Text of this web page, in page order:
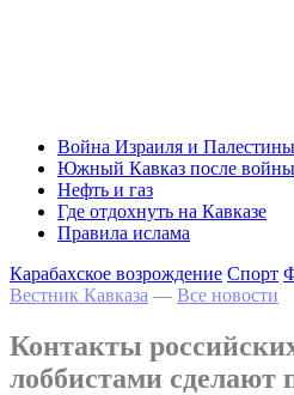
Война Израиля и
Южный Кавказ после войны
Нефть и газ
Где отдохнуть на Кавказе
Правила ислама
Карабахское возрождение Спорт
Вестник Кавказа — Все новости
Контакты
лоббистами сделают